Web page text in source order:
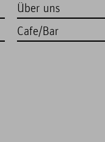
Über uns
Cafe/Bar